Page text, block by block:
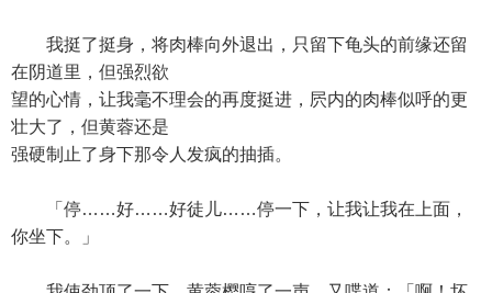
我挺了挺身，将肉棒向外退出，只留下龟头的前缘还留
在阴道里，但强烈欲
望的心情，让我毫不理会的再度挺进，屄内的肉棒似呼的更
壮大了，但黄蓉还是
强硬制止了身下那令人发疯的抽插。
「停……好……好徒儿……停一下，让我让我在上面，
你坐下。」